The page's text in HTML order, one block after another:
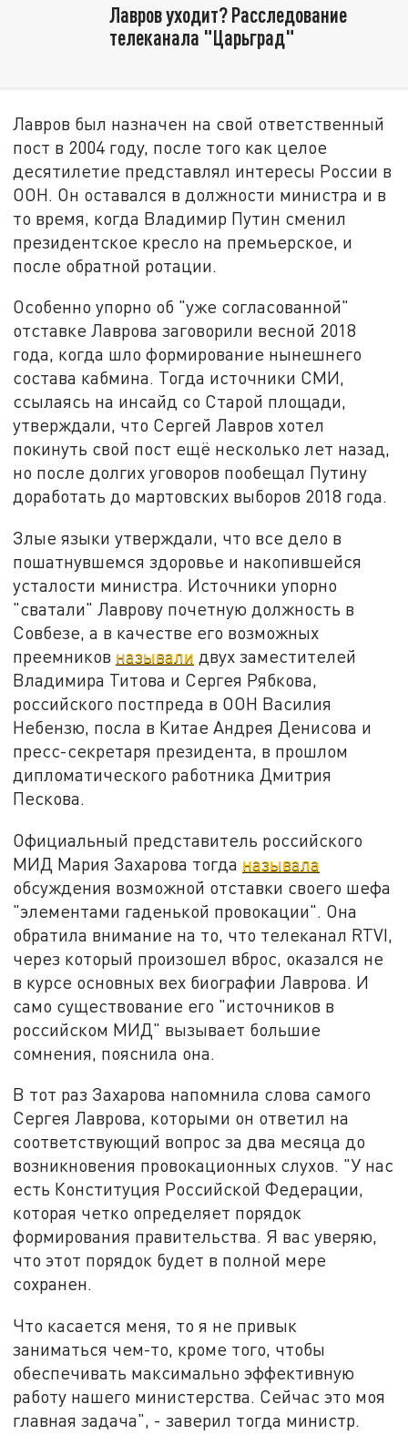
Лавров уходит? Расследование
телеканала "Царьград"
Лавров был назначен на свой ответственный
пост в 2004 году, после того как целое
десятилетие представлял интересы России в
ООН. Он оставался в должности министра и в
то время, когда Владимир Путин сменил
президентское кресло на премьерское, и
после обратной ротации.
Особенно упорно об "уже согласованной"
отставке Лаврова заговорили весной 2018
года, когда шло формирование нынешнего
состава кабмина. Тогда источники СМИ,
ссылаясь на инсайд со Старой площади,
утверждали, что Сергей Лавров хотел
покинуть свой пост ещё несколько лет назад,
но после долгих уговоров пообещал Путину
доработать до мартовских выборов 2018 года.
Злые языки утверждали, что все дело в
пошатнувшемся здоровье и накопившейся
усталости министра. Источники упорно
"сватали" Лаврову почетную должность в
Совбезе, а в качестве его возможных
преемников называли двух заместителей
Владимира Титова и Сергея Рябкова,
российского постпреда в ООН Василия
Небензю, посла в Китае Андрея Денисова и
пресс-секретаря президента, в прошлом
дипломатического работника Дмитрия
Пескова.
Официальный представитель российского
МИД Мария Захарова тогда называла
обсуждения возможной отставки своего шефа
"элементами гаденькой провокации". Она
обратила внимание на то, что телеканал RTVI,
через который произошел вброс, оказался не
в курсе основных вех биографии Лаврова. И
само существование его "источников в
российском МИД" вызывает большие
сомнения, пояснила она.
В тот раз Захарова напомнила слова самого
Сергея Лаврова, которыми он ответил на
соответствующий вопрос за два месяца до
возникновения провокационных слухов. "У нас
есть Конституция Российской Федерации,
которая четко определяет порядок
формирования правительства. Я вас уверяю,
что этот порядок будет в полной мере
сохранен.
Что касается меня, то я не привык
заниматься чем-то, кроме того, чтобы
обеспечивать максимально эффективную
работу нашего министерства. Сейчас это моя
главная задача", - заверил тогда министр.